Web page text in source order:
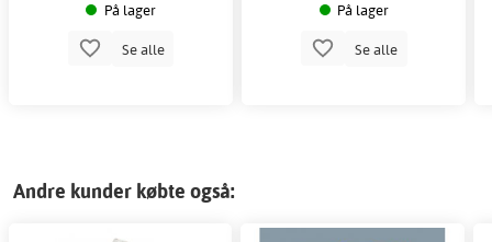
På lager
Se alle
På lager
Se alle
Andre kunder købte også: